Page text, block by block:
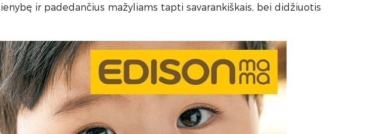
ir padedančius mažyliams tapti savarankiškais, bei didžiuotis